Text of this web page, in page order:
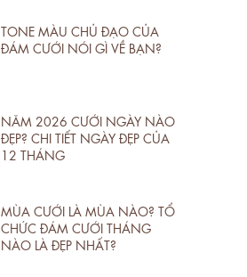
TONE MÀU CHỦ ĐẠO CỦA
ĐÁM CƯỚI NÓI GÌ VỀ BẠN?
NĂM 2026 CƯỚI NGÀY NÀO
ĐẸP? CHI TIẾT NGÀY ĐẸP CỦA
12 THÁNG
MÙA CƯỚI LÀ MÙA NÀO? TỔ
CHỨC ĐÁM CƯỚI THÁNG
NÀO LÀ ĐẸP NHẤT?